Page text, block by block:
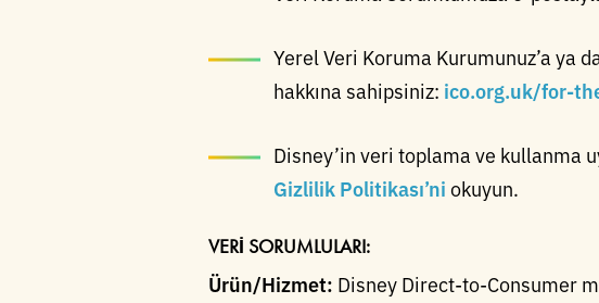
Yerel Veri Koruma Kurumunuz’a ya
hakkına sahipsiniz: ico.org.uk/for-
Disney’in veri toplama ve kullanma
Gizlilik Politikası’ni okuyun.
VERİ SORUMLULARI:
Ürün/Hizmet: Disney Direct-to-Consumer